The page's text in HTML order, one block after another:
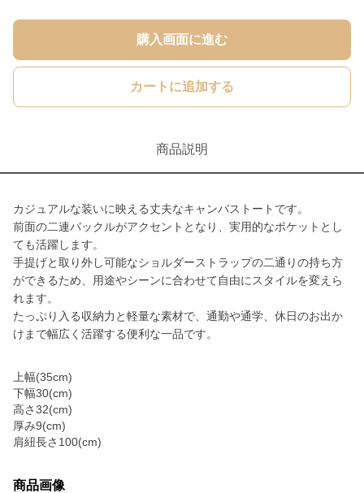
購入画面に進む
カートに追加する
商品説明
カジュアルな装いに映える丈夫なキャンバストートです。
前面の二連バックルがアクセントとなり、実用的なポケットとし
ても活躍します。
手提げと取り外し可能なショルダーストラップの二通りの持ち方
ができるため、用途やシーンに合わせて自由にスタイルを変えら
れます。
たっぷり入る収納力と軽量な素材で、通勤や通学、休日のお出か
けまで幅広く活躍する便利な一品です。
上幅(35cm)
下幅30(cm)
高さ32(cm)
厚み9(cm)
肩紐長さ100(cm)
商品画像